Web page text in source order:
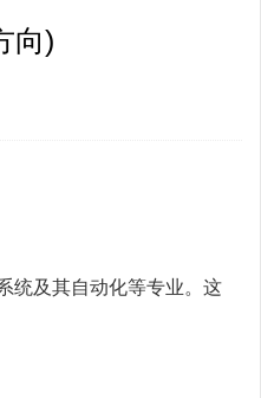
向)
统及其自动化等专业。这